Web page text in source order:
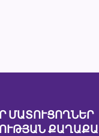
ՄԱՏՈՒՑՈՂՆԵՐ